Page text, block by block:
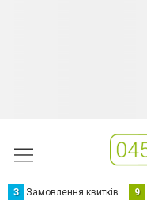
З Замовлення квитків 9